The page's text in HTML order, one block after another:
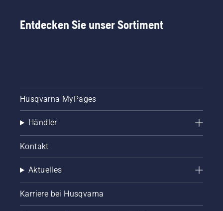
gesprochen.
Entdecken Sie unser Sortiment
Husqvarna MyPages
Händler
Kontakt
Aktuelles
Karriere bei Husqvarna